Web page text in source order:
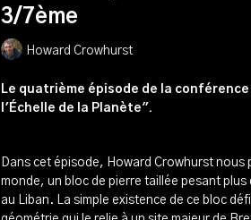
3/7ème
Howard Crowhurst
Le quatrième épisode de la
l'Échelle de la Planète".
Dans cet épisode, Howard Crowhurst nous
monde, un bloc de pierre taillée pesant
au Liban. La simple existence de ce bloc